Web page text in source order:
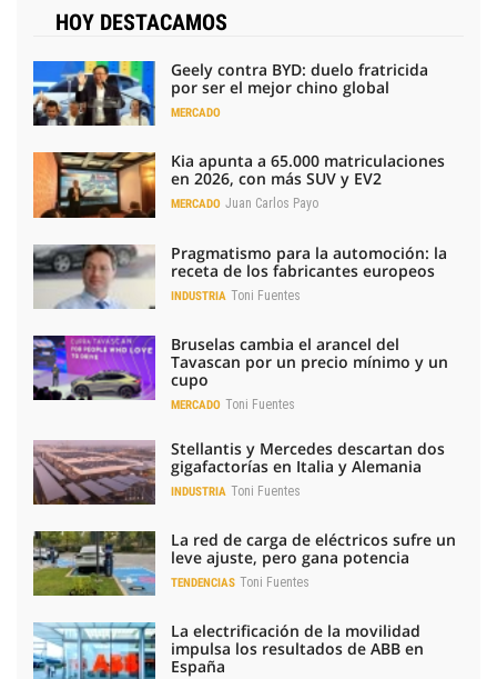
HOY DESTACAMOS
Geely contra BYD: duelo fratricida
por ser el mejor chino global
MERCADO
Kia apunta a 65.000 matriculaciones
en 2026, con más SUV y EV2
MERCADO Juan Carlos Payo
Pragmatismo para la automoción: la
receta de los fabricantes europeos
INDUSTRIA Toni Fuentes
Bruselas cambia el arancel del
Tavascan por un precio mínimo y un
cupo
MERCADO Toni Fuentes
Stellantis y Mercedes descartan dos
gigafactorías en Italia y Alemania
INDUSTRIA Toni Fuentes
La red de carga de eléctricos sufre un
leve ajuste, pero gana potencia
TENDENCIAS Toni Fuentes
La electrificación de la movilidad
impulsa los resultados de ABB en
España